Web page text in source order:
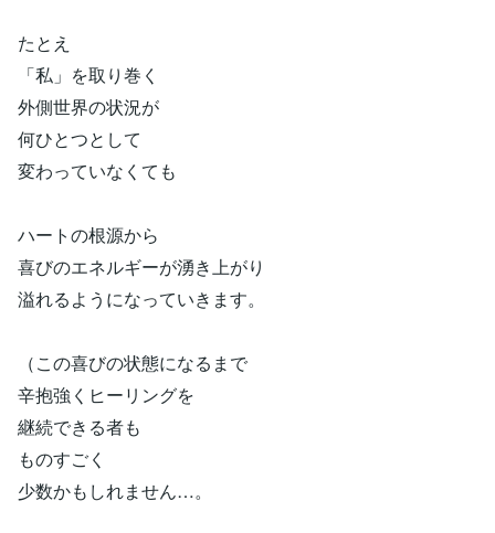
たとえ
「私」を取り巻く
外側世界の状況が
何ひとつとして
変わっていなくても
ハートの根源から
喜びのエネルギーが湧き上がり
溢れるようになっていきます。
（この喜びの状態になるまで
辛抱強くヒーリングを
継続できる者も
ものすごく
少数かもしれません…。